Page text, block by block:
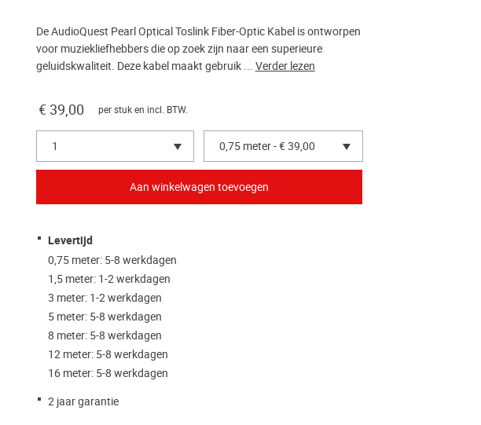
De AudioQuest Pearl Optical Toslink Fiber-Optic Kabel is ontworpen
voor muziekliefhebbers die op zoek zijn naar een superieure
geluidskwaliteit. Deze kabel maakt gebruik ... Verder lezen
€ 39,00 per stuk en incl. BTW.
1 0,75 meter - € 39,00
Levertijd
0,75 meter: 5-8 werkdagen
1,5 meter: 1-2 werkdagen
3 meter: 1-2 werkdagen
5 meter: 5-8 werkdagen
8 meter: 5-8 werkdagen
12 meter: 5-8 werkdagen
16 meter: 5-8 werkdagen
2 jaar garantie